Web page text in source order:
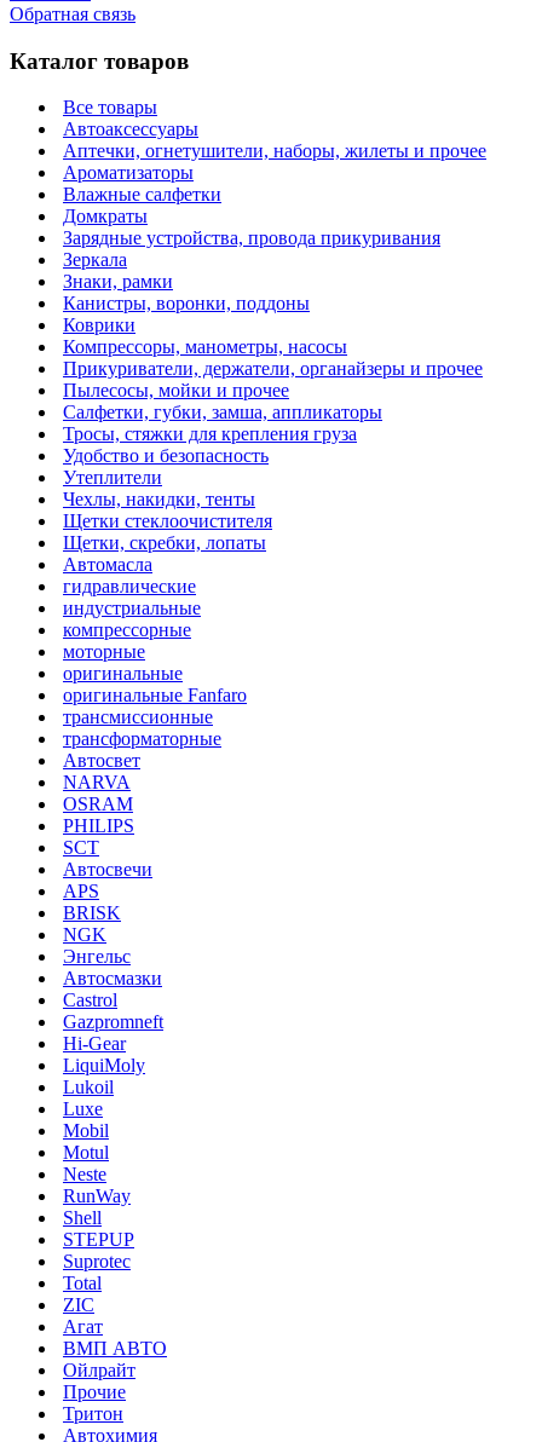
Обратная связь
Каталог товаров
Все товары
Автоаксессуары
Аптечки, огнетушители, наборы, жилеты и прочее
Ароматизаторы
Влажные салфетки
Домкраты
Зарядные устройства, провода прикуривания
Зеркала
Знаки, рамки
Канистры, воронки, поддоны
Коврики
Компрессоры, манометры, насосы
Прикуриватели, держатели, органайзеры и прочее
Пылесосы, мойки и прочее
Салфетки, губки, замша, аппликаторы
Тросы, стяжки для крепления груза
Удобство и безопасность
Утеплители
Чехлы, накидки, тенты
Щетки стеклоочистителя
Щетки, скребки, лопаты
Автомасла
гидравлические
индустриальные
компрессорные
моторные
оригинальные
оригинальные Fanfaro
трансмиссионные
трансформаторные
Автосвет
NARVA
OSRAM
PHILIPS
SCT
Автосвечи
APS
BRISK
NGK
Энгельс
Автосмазки
Castrol
Gazpromneft
Hi-Gear
LiquiMoly
Lukoil
Luxe
Mobil
Motul
Neste
RunWay
Shell
STEPUP
Suprotec
Total
ZIC
Агат
ВМП АВТО
Ойлрайт
Прочие
Тритон
Автохимия